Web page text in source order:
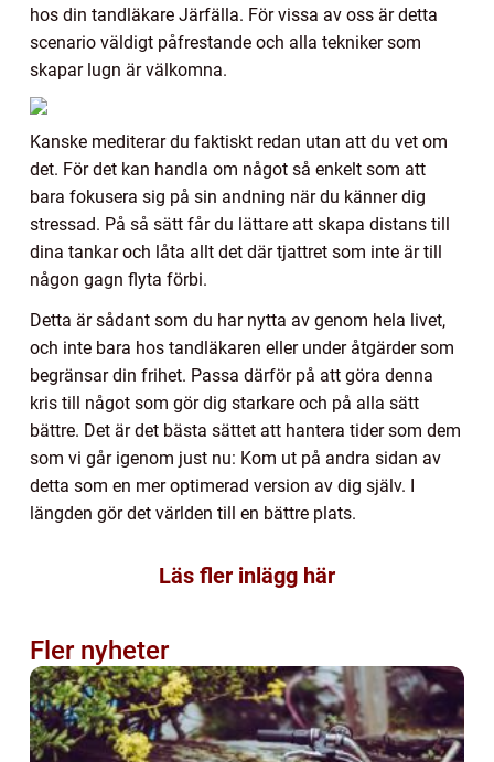
hos din tandläkare Järfälla. För vissa av oss är detta
scenario väldigt påfrestande och alla tekniker som
skapar lugn är välkomna.
Kanske mediterar du faktiskt redan utan att du vet om
det. För det kan handla om något så enkelt som att
bara fokusera sig på sin andning när du känner dig
stressad. På så sätt får du lättare att skapa distans till
dina tankar och låta allt det där tjattret som inte är till
någon gagn flyta förbi.
Detta är sådant som du har nytta av genom hela livet,
och inte bara hos tandläkaren eller under åtgärder som
begränsar din frihet. Passa därför på att göra denna
kris till något som gör dig starkare och på alla sätt
bättre. Det är det bästa sättet att hantera tider som dem
som vi går igenom just nu: Kom ut på andra sidan av
detta som en mer optimerad version av dig själv. I
längden gör det världen till en bättre plats.
Läs fler inlägg här
Fler nyheter